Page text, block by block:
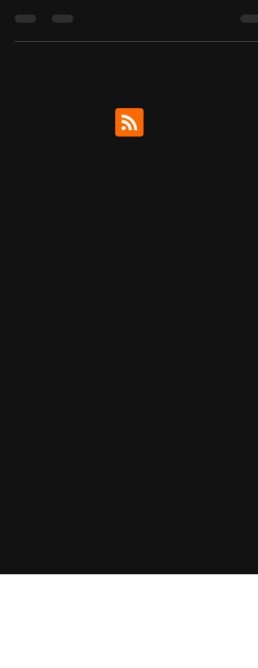
своём намерении отстоять права геймеров на...